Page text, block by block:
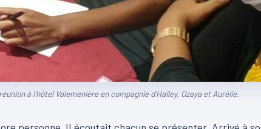
à l’hôtel Valemenière en compagnie d’Hailey, Ozaya et Aurélie.